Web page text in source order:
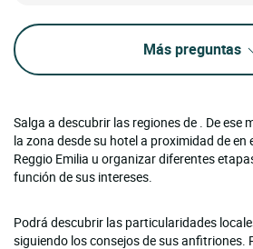
Más preguntas
Salga a descubrir las regiones de . De ese
la zona desde su hotel a proximidad de
Reggio Emilia u organizar diferentes
función de sus intereses.
Podrá descubrir las particularidades
siguiendo los consejos de sus anfitriones.